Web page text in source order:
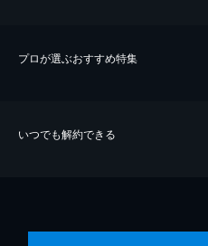
プロが選ぶおすすめ特集
いつでも解約できる